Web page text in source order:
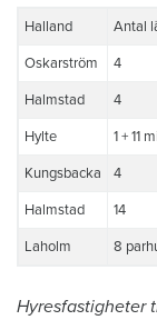
Halland Antal
Oskarström 4
Halmstad 4
Hylte 1 + 11
Kungsbacka 4
Halmstad 14
Laholm 8
Hyresfastigheter